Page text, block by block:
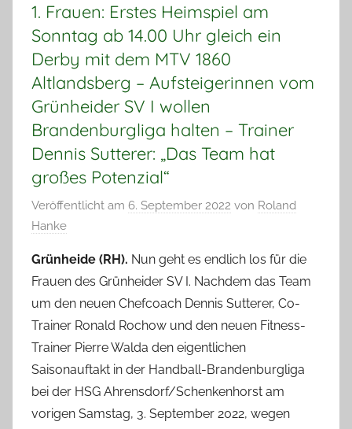
1. Frauen: Erstes Heimspiel am
Sonntag ab 14.00 Uhr gleich ein
Derby mit dem MTV 1860
Altlandsberg – Aufsteigerinnen vom
Grünheider SV I wollen
Brandenburgliga halten – Trainer
Dennis Sutterer: „Das Team hat
großes Potenzial“
Veröffentlicht am 6. September 2022 von Roland
Hanke
Grünheide (RH). Nun geht es endlich los für die
Frauen des Grünheider SV I. Nachdem das Team
um den neuen Chefcoach Dennis Sutterer, Co-
Trainer Ronald Rochow und den neuen Fitness-
Trainer Pierre Walda den eigentlichen
Saisonauftakt in der Handball-Brandenburgliga
bei der HSG Ahrensdorf/Schenkenhorst am
vorigen Samstag, 3. September 2022, wegen